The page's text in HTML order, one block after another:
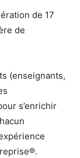
de 17
de
(enseignants,
s’enrichir